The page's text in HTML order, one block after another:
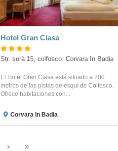
Hotel Gran Ciasa
Str. sorà 15, colfosco. Corvara In Badia
El Hotel Gran Ciasa está situado a 200
metros de las pistas de esquí de Colfosco.
Ofrece habitaciones con...
Corvara In Badia